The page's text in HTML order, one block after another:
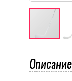
Описание